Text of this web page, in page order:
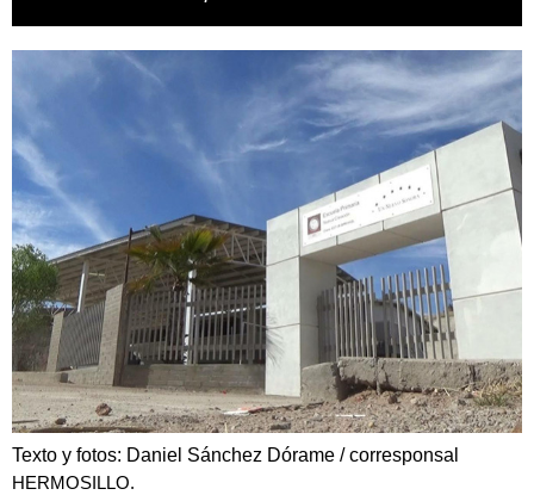
Texto y fotos: Daniel Sánchez Dórame / corresponsal
HERMOSILLO.